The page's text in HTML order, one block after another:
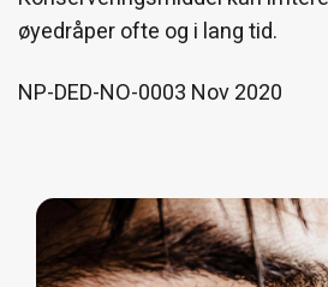
øyedråper ofte og i lang tid.
NP-DED-NO-0003 Nov 2020